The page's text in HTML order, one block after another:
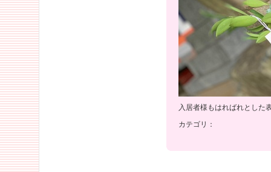
入居者様もはればれとした
カテゴリ：